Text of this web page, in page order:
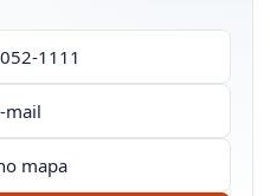
1111
mail
mapa